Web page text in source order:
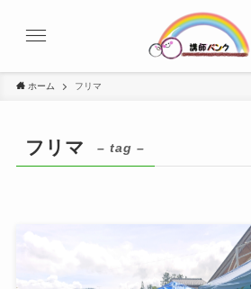
ホーム フリマ
フリマ – tag –